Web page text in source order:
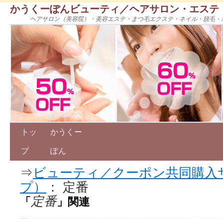
かうくーぽんビューティ／ヘアサロン・エス
ヘアサロン（美容院）・美容エステ・まつ毛エクステ・ネイル・脱毛
トッ
プ
かうくー
ぽん
⇒ ビューティ／クーポン共同購
プ）
： 定番
「 定番」関連